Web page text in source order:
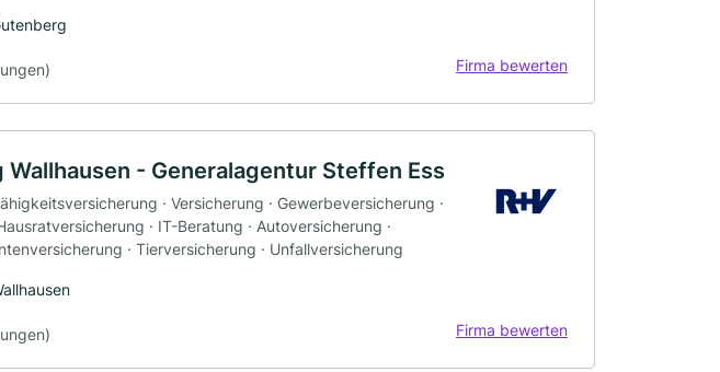
Firma bewerten
Wallhausen - Generalagentur Steffen Ess
· Versicherung · Gewerbeversicherung ·
· IT-Beratung · Autoversicherung ·
· Tierversicherung · Unfallversicherung
Firma bewerten